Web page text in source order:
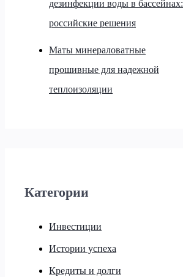
дезинфекции воды в бассейнах:
российские решения
Маты минераловатные
прошивные для надежной
теплоизоляции
Категории
Инвестиции
Истории успеха
Кредиты и долги